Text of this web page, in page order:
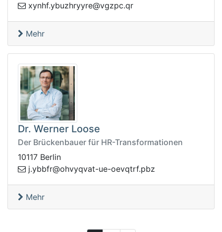
rq.cp
zgv@eryyrhzuby.fhnyx
Mehr
Dr. Werner Loose
Der Brückenbauer für HR-Transformationen
10117 Berlin
zbp.f
rtqveo-eu-tavqyvho@rfbby.j
Mehr